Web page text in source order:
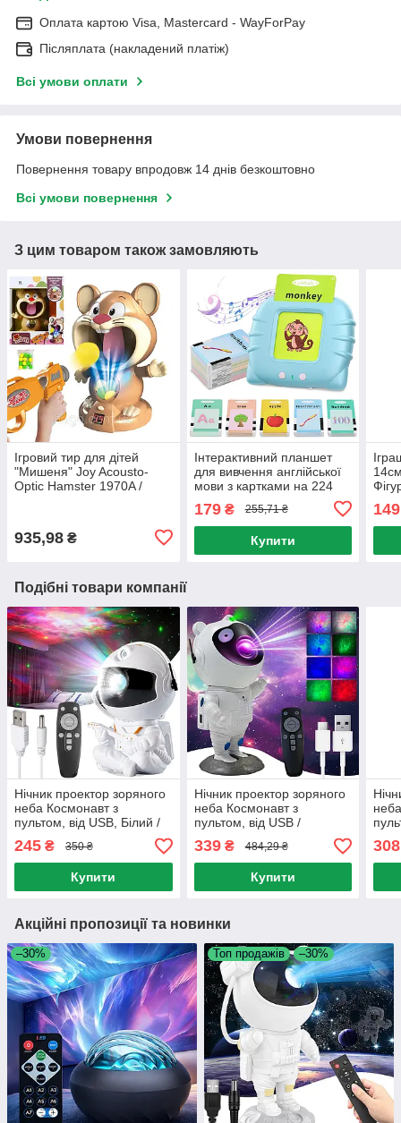
Оплата картою Visa, Mastercard - WayForPay
Післяплата (накладений платіж)
Всі умови оплати
Умови повернення
Повернення товару впродовж 14 днів безкоштовно
Всі умови повернення
З цим товаром також замовляють
Ігровий тир для дітей
"Мишеня" Joy Acousto-
Optic Hamster 1970A /
935,98 ₴
Інтерактивний планшет
для вивчення англійської
мови з картками на 224
слова / Дитячі розвиваючі
картки
179₴ 255,71 ₴
Купити
Подібні товари компанії
Нічник проектор зоряного
неба Космонавт з
пультом, від USB, Білий /
Дитячий лазерний
проектор / LED нічник
245 ₴ 350 ₴
Купити
Нічник проектор зоряного
неба Космонавт з
пультом, від USB /
Дитячий нічник зіркове
небо / Нічник в кімнату
339₴ 484,29 ₴
Купити
Акційні пропозиції та новинки
–30% Топ продажів –30%